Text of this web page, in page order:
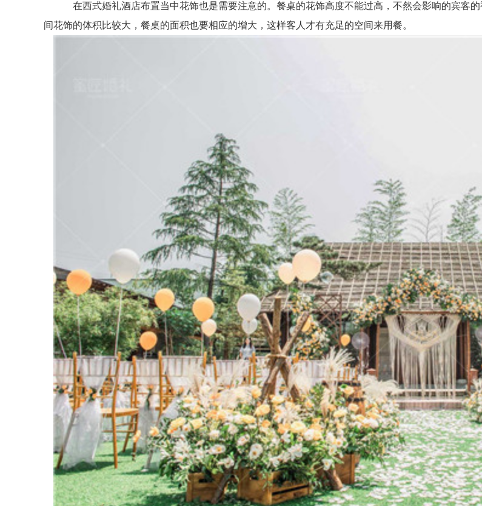
在西式婚礼酒店布置当中花饰也是需要注意的。餐桌的花饰高度不能过高，不然会影响的宾客
间花饰的体积比较大，餐桌的面积也要相应的增大，这样客人才有充足的空间来用餐。